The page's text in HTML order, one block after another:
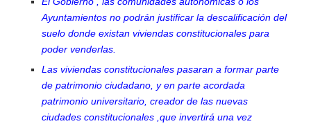
Ayuntamientos no podrán justificar la descalificación del
suelo donde existan viviendas constitucionales para
poder venderlas.
Las viviendas constitucionales pasaran a formar parte
de patrimonio ciudadano, y en parte acordada
patrimonio universitario, creador de las nuevas
ciudades constitucionales ,que invertirá una vez